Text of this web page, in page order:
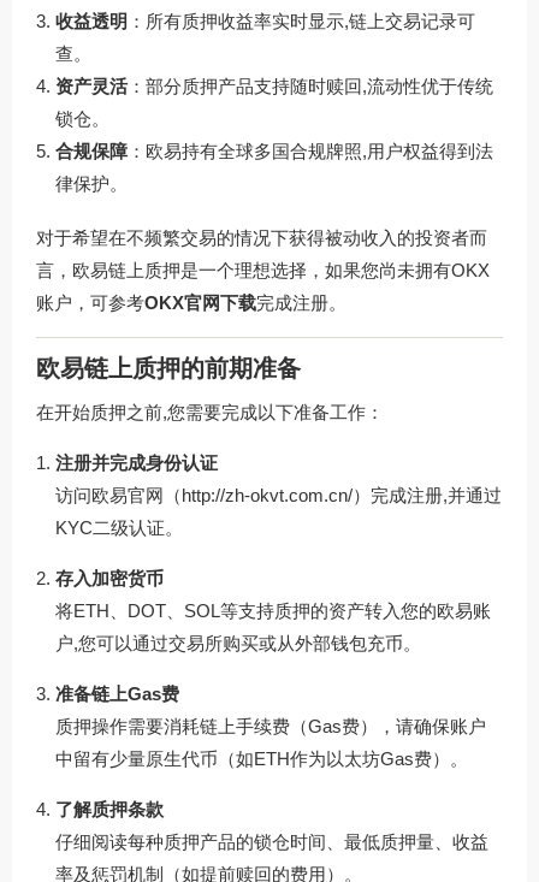
收益透明 ：所有质押收益率实时显示,链上交易记录可
查。
资产灵活：部分质押产品支持随时赎回,流动性优于传统
锁仓。
合规保障 ：欧易持有全球多国合规牌照,用户权益得到法
律保护。
对于希望在不频繁交易的情况下获得被动收入的投资者而
言，欧易链上质押是一个理想选择，如果您尚未拥有OKX
账户，可参考OKX官网下载完成注册。
欧易链上质押的前期准备
在开始质押之前,您需要完成以下准备工作：
注册并完成身份认证
访问欧易官网（http://zh-okvt.com.cn/）完成注册,并通过
KYC二级认证。
存入加密货币
将ETH、DOT、SOL等支持质押的资产转入您的欧易账
户,您可以通过交易所购买或从外部钱包充币。
准备链上Gas费
质押操作需要消耗链上手续费（Gas费），请确保账户
中留有少量原生代币（如ETH作为以太坊Gas费）。
了解质押条款
仔细阅读每种质押产品的锁仓时间、最低质押量、收益
率及惩罚机制（如提前赎回的费用）。